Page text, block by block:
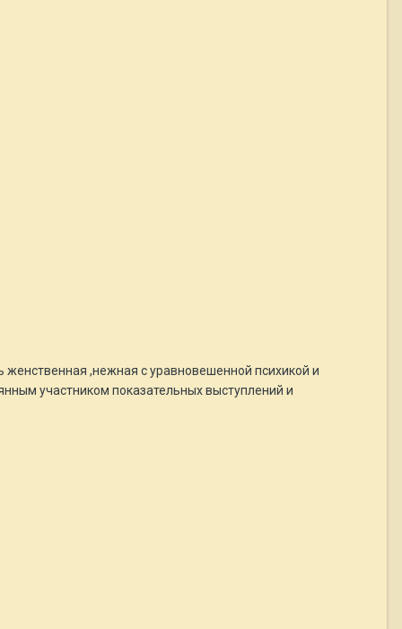
,нежная с уравновешенной психикой и
участником показательных выступлений и